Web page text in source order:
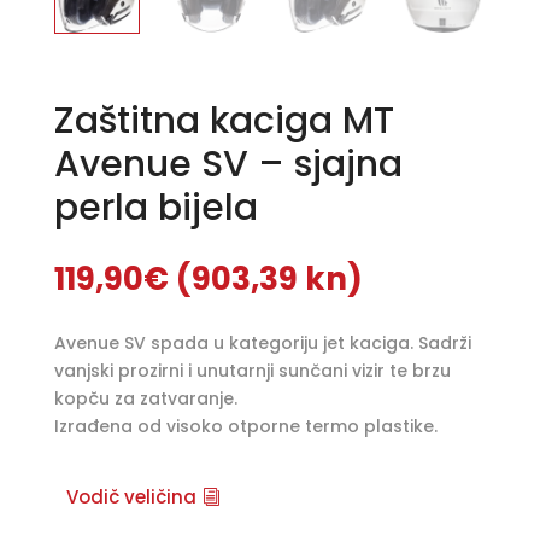
Zaštitna kaciga MT
Avenue SV – sjajna
perla bijela
119,90€ (903,39 kn)
Avenue SV spada u kategoriju jet kaciga. Sadrži
vanjski prozirni i unutarnji sunčani vizir te brzu
kopču za zatvaranje.
Izrađena od visoko otporne termo plastike.
Vodič veličina